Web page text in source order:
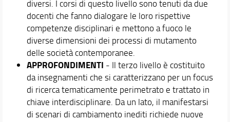
diversi. I corsi di questo livello sono tenuti da due
docenti che fanno dialogare le loro rispettive
competenze disciplinari e mettono a fuoco le
diverse dimensioni dei processi di mutamento
delle società contemporanee.
APPROFONDIMENTI - Il terzo livello è costituito
da insegnamenti che si caratterizzano per un focus
di ricerca tematicamente perimetrato e trattato in
chiave interdisciplinare. Da un lato, il manifestarsi
di scenari di cambiamento inediti richiede nuove